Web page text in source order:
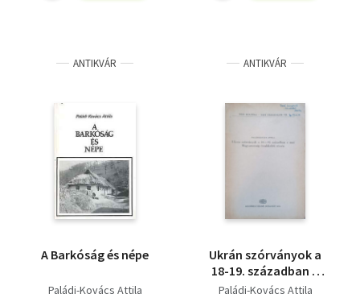
ANTIKVÁR
A Barkóság és népe
Paládi-Kovács Attila
ANTIKVÁR
Ukrán szórványok a
18-19. században a
mai Magyarország
Paládi-Kovács Attila